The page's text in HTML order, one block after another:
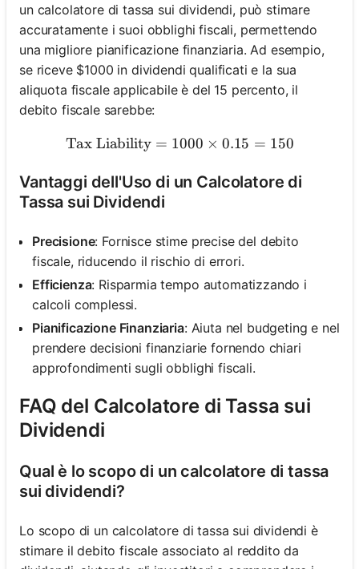
un calcolatore di tassa sui dividendi, può stimare
accuratamente i suoi obblighi fiscali, permettendo
una migliore pianificazione finanziaria. Ad esempio,
se riceve $1000 in dividendi qualificati e la sua
aliquota fiscale applicabile è del 15 percento, il
debito fiscale sarebbe:
\text{Tax Liability} =
Tax Liability = 1000 × 0.15 = 150
Vantaggi dell'Uso di un Calcolatore di
Tassa sui Dividendi
Precisione: Fornisce stime precise del debito
fiscale, riducendo il rischio di errori.
Efficienza: Risparmia tempo automatizzando i
calcoli complessi.
Pianificazione Finanziaria: Aiuta nel budgeting e nel
prendere decisioni finanziarie fornendo chiari
approfondimenti sugli obblighi fiscali.
FAQ del Calcolatore di Tassa sui
Dividendi
Qual è lo scopo di un calcolatore di tassa
sui dividendi?
Lo scopo di un calcolatore di tassa sui dividendi è
stimare il debito fiscale associato al reddito da